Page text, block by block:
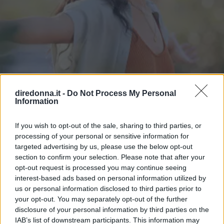
diredonna.it - Do Not Process My Personal
Information
If you wish to opt-out of the sale, sharing to third parties, or
processing of your personal or sensitive information for
targeted advertising by us, please use the below opt-out
section to confirm your selection. Please note that after your
opt-out request is processed you may continue seeing
interest-based ads based on personal information utilized by
us or personal information disclosed to third parties prior to
your opt-out. You may separately opt-out of the further
disclosure of your personal information by third parties on the
IAB’s list of downstream participants. This information may
Frasi sulla libertà: le più belle da
condividere e su cui riflettere
Alcune frasi sulla libertà pronunciate o scritte da artisti o
personaggi famosi: così il concetto è stato esplorato in
diversi ambiti.
PERDITA DURANGO